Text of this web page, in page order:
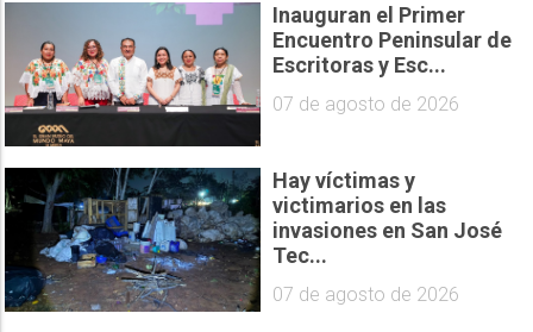
Inauguran el Primer
Encuentro Peninsular de
Escritoras y Esc...
07 de agosto de 2026
Hay víctimas y
victimarios en las
invasiones en San José
Tec...
07 de agosto de 2026